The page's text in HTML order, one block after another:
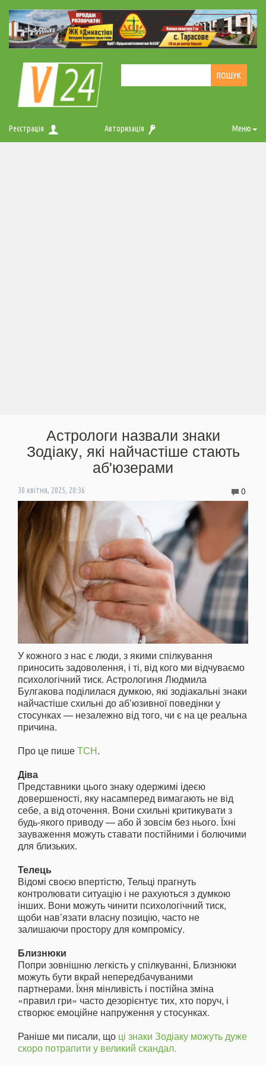
Реєстрація Авторизація Меню
Астрологи назвали знаки
Зодіаку, які найчастіше стають
аб'юзерами
30 квітня, 2025, 20:36 0
У кожного з нас є люди, з якими спілкування
приносить задоволення, і ті, від кого ми відчуваємо
психологічний тиск. Астрологиня Людмила
Булгакова поділилася думкою, які зодіакальні знаки
найчастіше схильні до аб’юзивної поведінки у
стосунках — незалежно від того, чи є на це реальна
причина.
Про це пишеТСН.
Діва
Представники цього знаку одержимі ідеєю
довершеності, яку насамперед вимагають не від
себе, а від оточення. Вони схильні критикувати з
будь-якого приводу — або й зовсім без нього. Їхні
зауваження можуть ставати постійними і болючими
для близьких.
Телець
Відомі своєю впертістю, Тельці прагнуть
контролювати ситуацію і не рахуються з думкою
інших. Вони можуть чинити психологічний тиск,
щоби нав’язати власну позицію, часто не
залишаючи простору для компромісу.
Близнюки
Попри зовнішню легкість у спілкуванні, Близнюки
можуть бути вкрай непередбачуваними
партнерами. Їхня мінливість і постійна зміна
«правил гри» часто дезорієнтує тих, хто поруч, і
створює емоційне напруження у стосунках.
Раніше ми писали, що ці знаки Зодіаку можуть дуже
скоро потрапити у великий скандал.